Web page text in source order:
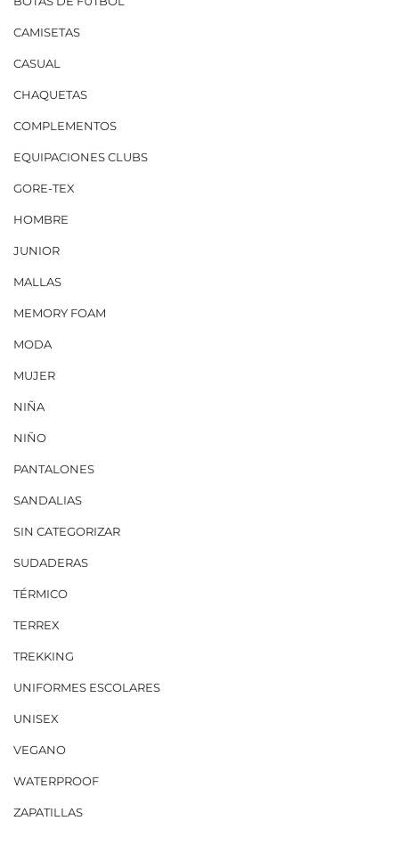
CAMISETAS
CASUAL
CHAQUETAS
COMPLEMENTOS
EQUIPACIONES CLUBS
GORE-TEX
HOMBRE
JUNIOR
MALLAS
MEMORY FOAM
MODA
MUJER
NIÑA
NIÑO
PANTALONES
SANDALIAS
SIN CATEGORIZAR
SUDADERAS
TÉRMICO
TERREX
TREKKING
UNIFORMES ESCOLARES
UNISEX
VEGANO
WATERPROOF
ZAPATILLAS